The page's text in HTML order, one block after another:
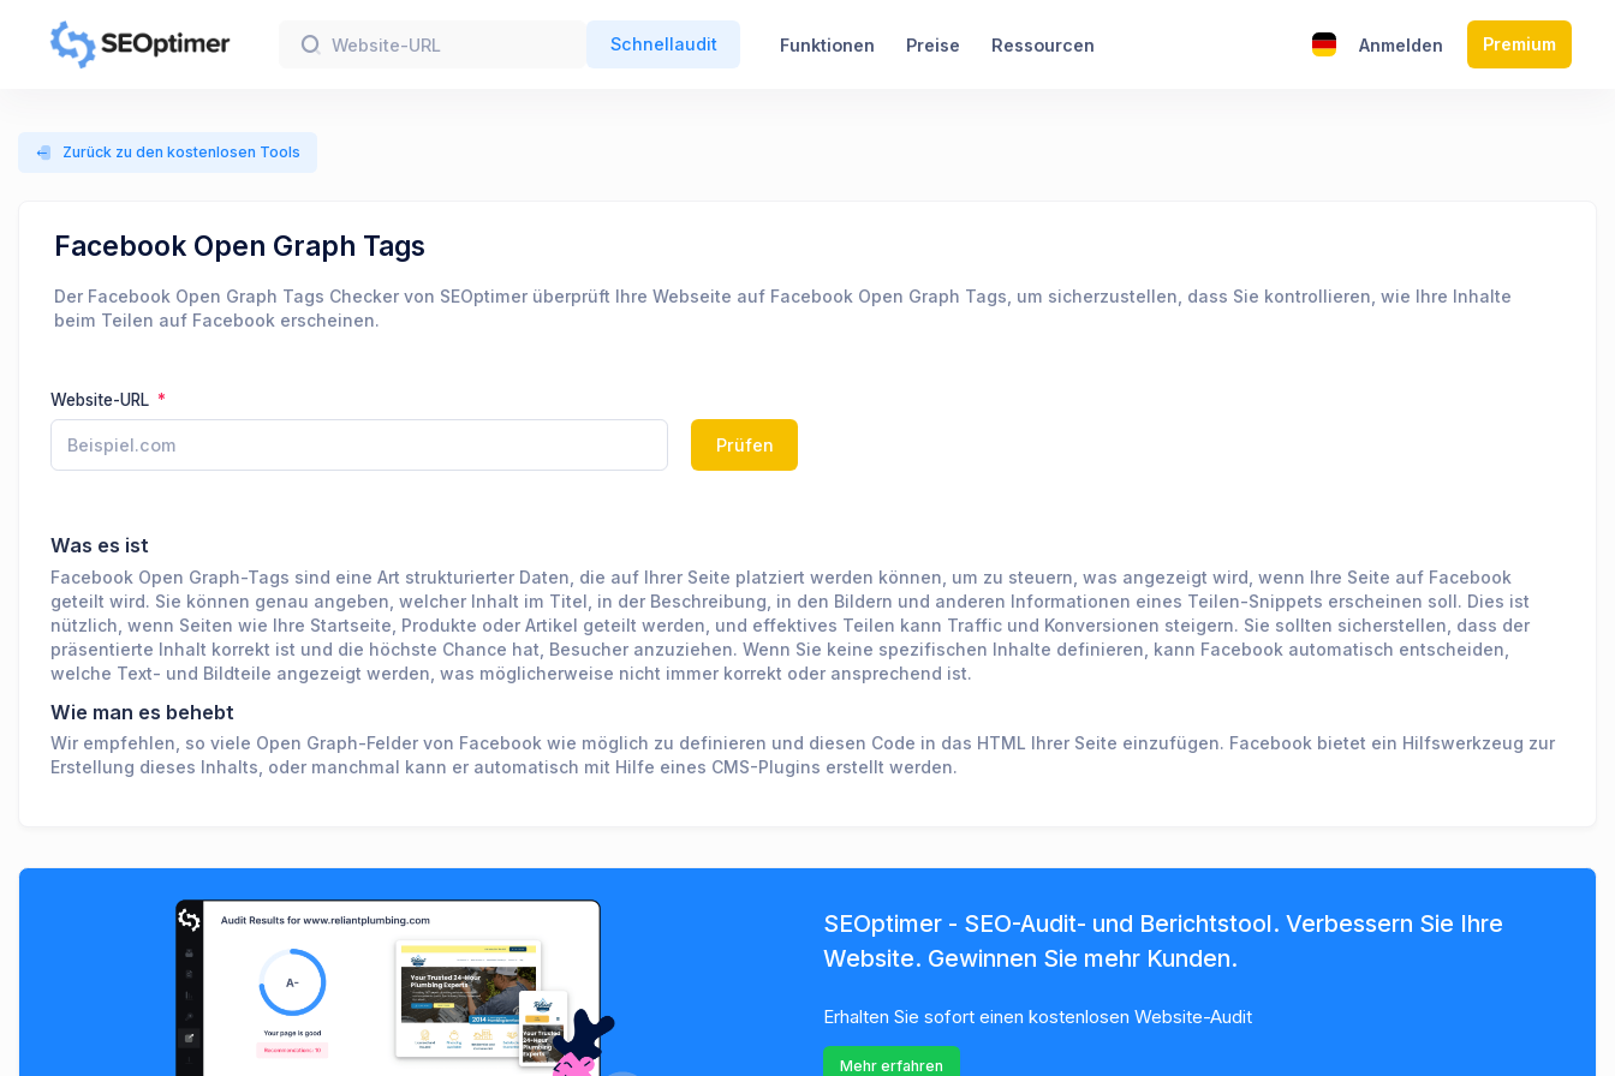
Schnellaudit Funktionen Preise Ressourcen Anmelden Premium
Zurück zu den kostenlosen Tools
Facebook Open Graph Tags
Der Facebook Open Graph Tags Checker von SEOptimer überprüft Ihre Webseite auf Facebook Open Graph Tags, um sicherzustellen, dass Sie kontrollieren, wie Ihre Inhalte
beim Teilen auf Facebook erscheinen.
Website-URL
Prüfen
Was es ist
Facebook Open Graph-Tags sind eine Art strukturierter Daten, die auf Ihrer Seite platziert werden können, um zu steuern, was angezeigt wird, wenn Ihre Seite auf Facebook
geteilt wird. Sie können genau angeben, welcher Inhalt im Titel, in der Beschreibung, in den Bildern und anderen Informationen eines Teilen-Snippets erscheinen soll. Dies ist
nützlich, wenn Seiten wie Ihre Startseite, Produkte oder Artikel geteilt werden, und effektives Teilen kann Traffic und Konversionen steigern. Sie sollten sicherstellen, dass der
präsentierte Inhalt korrekt ist und die höchste Chance hat, Besucher anzuziehen. Wenn Sie keine spezifischen Inhalte definieren, kann Facebook automatisch entscheiden,
welche Text- und Bildteile angezeigt werden, was möglicherweise nicht immer korrekt oder ansprechend ist.
Wie man es behebt
Wir empfehlen, so viele Open Graph-Felder von Facebook wie möglich zu definieren und diesen Code in das HTML Ihrer Seite einzufügen. Facebook bietet ein Hilfswerkzeug zur
Erstellung dieses Inhalts, oder manchmal kann er automatisch mit Hilfe eines CMS-Plugins erstellt werden.
SEOptimer - SEO-Audit- und Berichtstool. Verbessern Sie Ihre
Website. Gewinnen Sie mehr Kunden.
Erhalten Sie sofort einen kostenlosen Website-Audit
Mehr erfahren